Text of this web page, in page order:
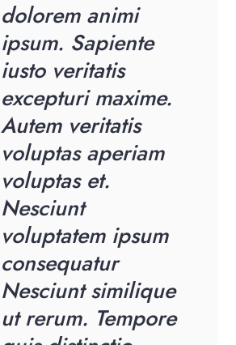
dolorem animi
ipsum. Sapiente
iusto veritatis
excepturi maxime.
Autem veritatis
voluptas aperiam
voluptas et.
Nesciunt
voluptatem ipsum
consequatur
Nesciunt similique
ut rerum. Tempore